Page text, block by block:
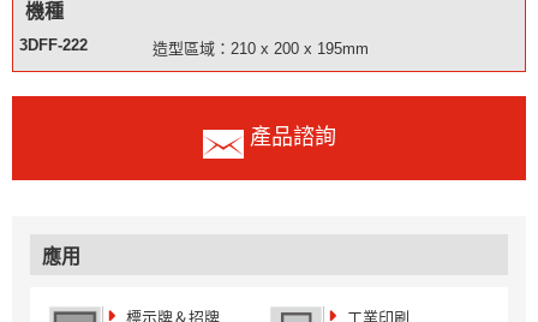
機種
3DFF-222 造型區域：210 x 200 x 195mm
產品諮詢
應用
標示牌＆招牌 工業印刷